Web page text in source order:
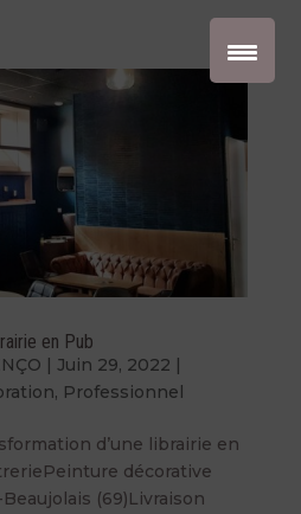
en Pub
Juin 29, 2022
, Professionnel
d’une librairie en
décorative
(69)Livraison